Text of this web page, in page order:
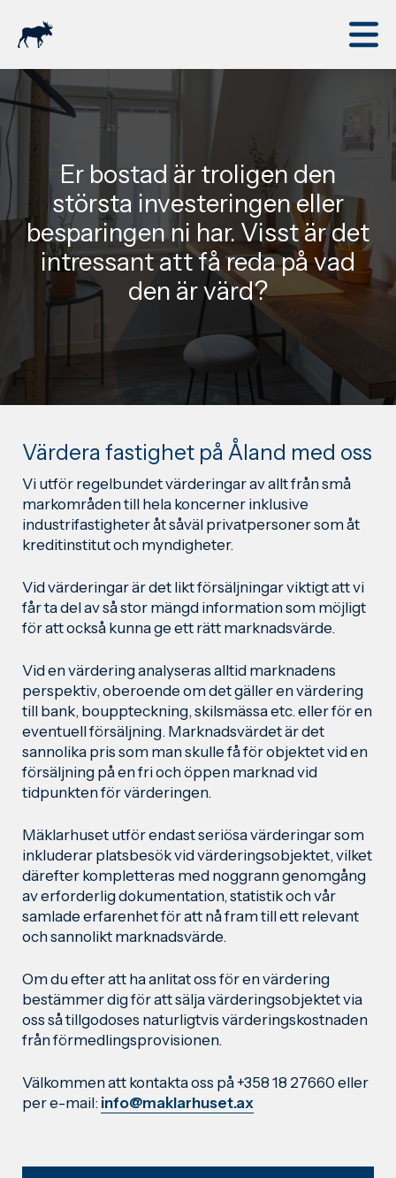
Hoppa
till
huvudinnehåll
Er bostad är troligen den
största investeringen eller
besparingen ni har. Visst är det
intressant att få reda på vad
den är värd?
Värdera fastighet på Åland med oss
Vi utför regelbundet värderingar av allt från små
markområden till hela koncerner inklusive
industrifastigheter åt såväl privatpersoner som åt
kreditinstitut och myndigheter.
Vid värderingar är det likt försäljningar viktigt att vi
får ta del av så stor mängd information som möjligt
för att också kunna ge ett rätt marknadsvärde.
Vid en värdering analyseras alltid marknadens
perspektiv, oberoende om det gäller en värdering
till bank, bouppteckning, skilsmässa etc. eller för en
eventuell försäljning. Marknadsvärdet är det
sannolika pris som man skulle få för objektet vid en
försäljning på en fri och öppen marknad vid
tidpunkten för värderingen.
Mäklarhuset utför endast seriösa värderingar som
inkluderar platsbesök vid värderingsobjektet, vilket
därefter kompletteras med noggrann genomgång
av erforderlig dokumentation, statistik och vår
samlade erfarenhet för att nå fram till ett relevant
och sannolikt marknadsvärde.
Om du efter att ha anlitat oss för en värdering
bestämmer dig för att sälja värderingsobjektet via
oss så tillgodoses naturligtvis värderingskostnaden
från förmedlingsprovisionen.
Välkommen att kontakta oss på +358 18 27660 eller
per e-mail: info@maklarhuset.ax